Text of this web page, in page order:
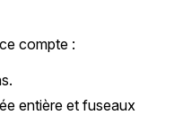
compte :
entière et fuseaux